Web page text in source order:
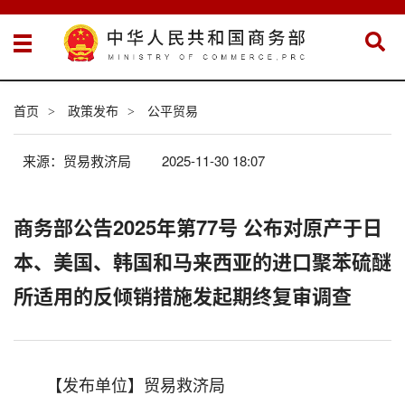
首页 > 政策发布 > 公平贸易
来源：贸易救济局 2025-11-30 18:07
商务部公告2025年第77号 公布对原产于日
本、美国、韩国和马来西亚的进口聚苯硫醚
所适用的反倾销措施发起期终复审调查
【发布单位】贸易救济局